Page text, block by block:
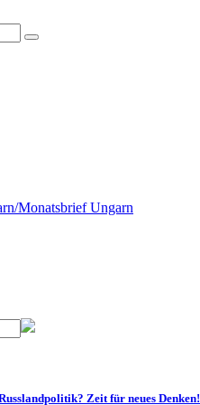
Monatsbrief Ungarn
Zeit für neues Denken!